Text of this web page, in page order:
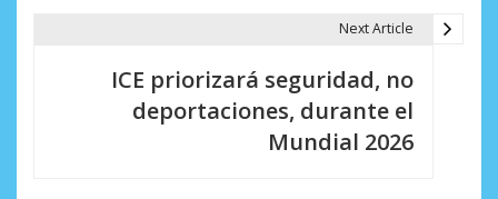
Next Article
ICE priorizará seguridad, no
deportaciones, durante el
Mundial 2026